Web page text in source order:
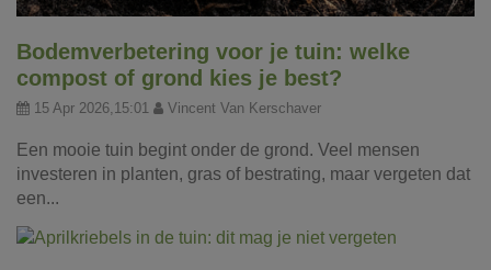
Bodemverbetering voor je tuin: welke
compost of grond kies je best?
15 Apr 2026,15:01 Vincent Van Kerschaver
Een mooie tuin begint onder de grond. Veel mensen
investeren in planten, gras of bestrating, maar vergeten dat
een...